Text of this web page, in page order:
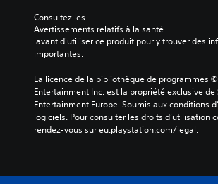
Consultez les
Avertissements relatifs à la santé
importantes.
La licence de la bibliothèque de programmes
Entertainment Inc. est la propriété exclusive
Entertainment Europe. Soumis aux conditions
logiciels. Pour consulter les droits d’utilisation
rendez-vous sur eu.playstation.com/legal.